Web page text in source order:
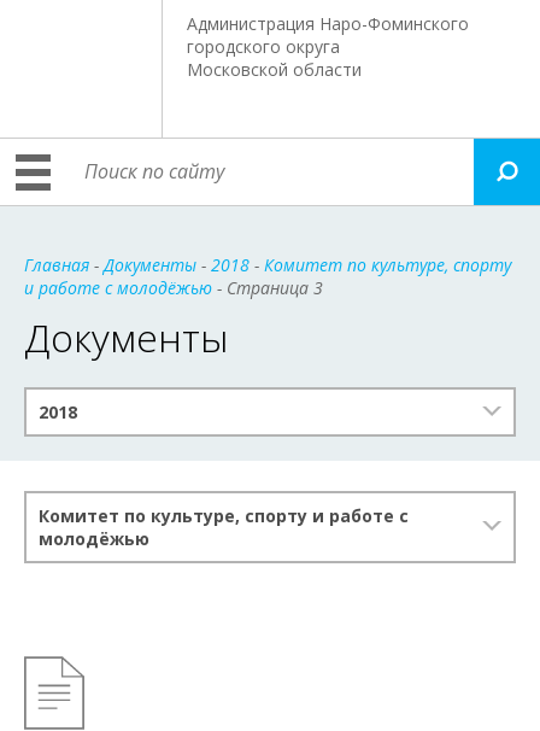
Администрация Наро-Фоминского
городского округа
Московской области
Главная -Документы - 2018 - Комитет по культуре, спорту
и работе с молодёжью - Страница 3
Документы
2018
Комитет по культуре, спорту и работе с
молодёжью